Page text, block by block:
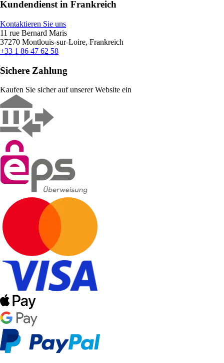
Kundendienst in Frankreich
Kontaktieren Sie uns
11 rue Bernard Maris
37270 Montlouis-sur-Loire, Frankreich
+33 1 86 47 62 58
Sichere Zahlung
Kaufen Sie sicher auf unserer Website ein